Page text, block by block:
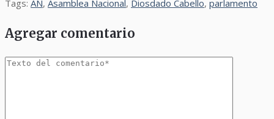
Tags: AN, Asamblea Nacional, Diosdado Cabello, parlamento
Agregar comentario